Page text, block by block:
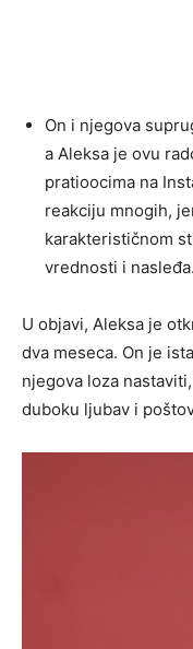
On i njegova
a Aleksa je ovu
pratioocima na
reakciju mnogih,
karakterističnom
vrednosti i nasleđa.
U objavi, Aleksa je
dva meseca. On je
njegova loza
duboku ljubav i